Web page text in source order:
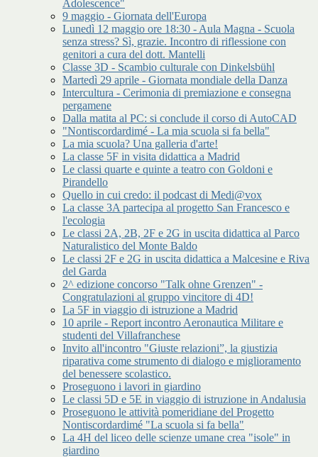
Adolescence"
9 maggio - Giornata dell'Europa
Lunedì 12 maggio ore 18:30 - Aula Magna - Scuola
senza stress? Sì, grazie. Incontro di riflessione con
genitori a cura del dott. Mantelli
Classe 3D - Scambio culturale con Dinkelsbühl
Martedì 29 aprile - Giornata mondiale della Danza
Intercultura - Cerimonia di premiazione e consegna
pergamene
Dalla matita al PC: si conclude il corso di AutoCAD
"Nontiscordardimé - La mia scuola si fa bella"
La mia scuola? Una galleria d'arte!
La classe 5F in visita didattica a Madrid
Le classi quarte e quinte a teatro con Goldoni e
Pirandello
Quello in cui credo: il podcast di Medi@vox
La classe 3A partecipa al progetto San Francesco e
l'ecologia
Le classi 2A, 2B, 2F e 2G in uscita didattica al Parco
Naturalistico del Monte Baldo
Le classi 2F e 2G in uscita didattica a Malcesine e Riva
del Garda
2^ edizione concorso "Talk ohne Grenzen" -
Congratulazioni al gruppo vincitore di 4D!
La 5F in viaggio di istruzione a Madrid
10 aprile - Report incontro Aeronautica Militare e
studenti del Villafranchese
Invito all'incontro "Giuste relazioni”, la giustizia
riparativa come strumento di dialogo e miglioramento
del benessere scolastico.
Proseguono i lavori in giardino
Le classi 5D e 5E in viaggio di istruzione in Andalusia
Proseguono le attività pomeridiane del Progetto
Nontiscordardimé "La scuola si fa bella"
La 4H del liceo delle scienze umane crea "isole" in
giardino